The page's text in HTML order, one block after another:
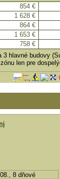
854 €
1 628 €
864 €
1 653 €
758 €
hlavné budovy
len pre
8 dňové